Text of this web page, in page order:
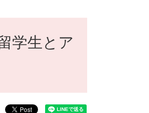
学生とア